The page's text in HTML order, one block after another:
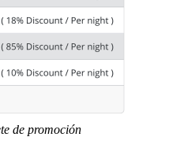
de promoción